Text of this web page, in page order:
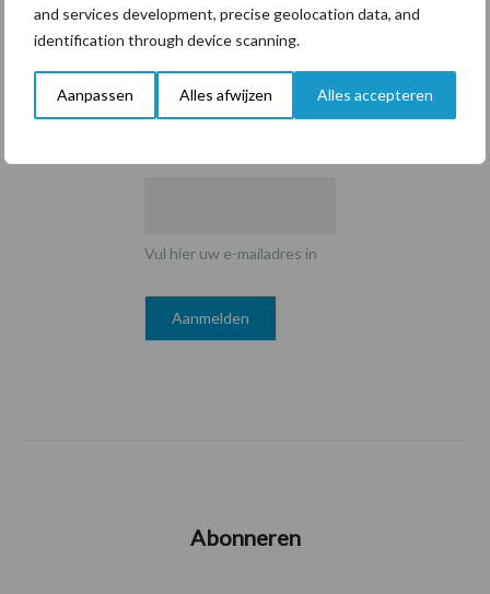
and services development, precise geolocation data, and
identification through device scanning.
Aanpassen Alles afwijzen Alles accepteren
Email
Vul hier uw e-mailadres in
Abonneren